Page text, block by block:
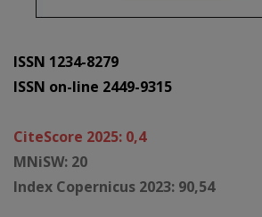
ISSN 1234-8279
ISSN on-line 2449-9315
CiteScore 2025: 0,4
MNiSW: 20
Index Copernicus 2023: 90,54